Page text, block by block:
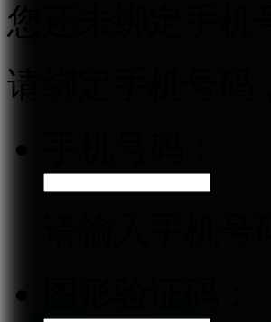
您还未绑定手机号
请绑定手机号码